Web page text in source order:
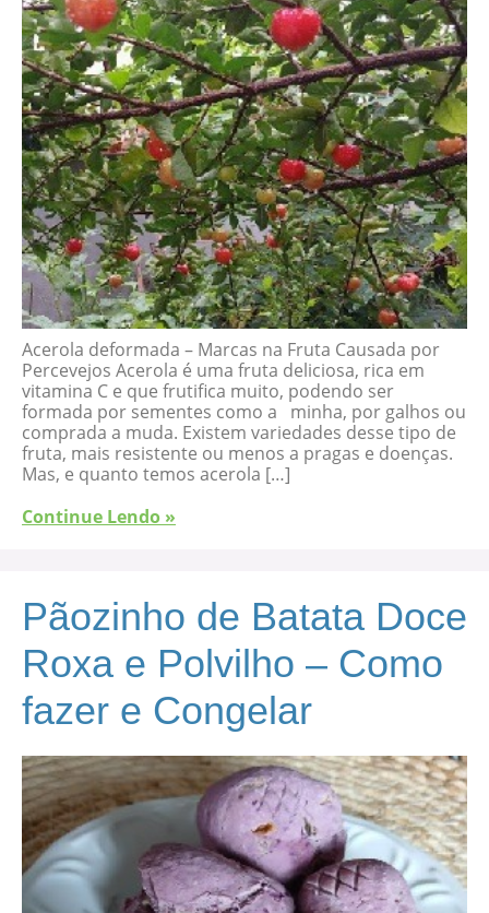
Acerola deformada – Marcas na Fruta Causada por
Percevejos Acerola é uma fruta deliciosa, rica em
vitamina C e que frutifica muito, podendo ser
formada por sementes como a minha, por galhos ou
comprada a muda. Existem variedades desse tipo de
fruta, mais resistente ou menos a pragas e doenças.
Mas, e quanto temos acerola […]
Continue Lendo »
Pãozinho de Batata Doce
Roxa e Polvilho – Como
fazer e Congelar